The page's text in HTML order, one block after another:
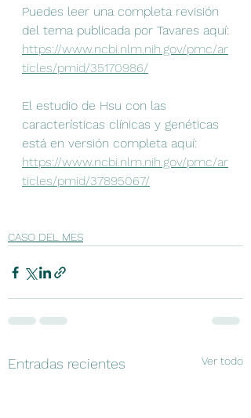
Puedes leer una completa revisión
del tema publicada por Tavares aquí:
https://www.ncbi.nlm.nih.gov/pmc/ar
ticles/pmid/35170986/
El estudio de Hsu con las
características clínicas y genéticas
está en versión completa aquí:
https://www.ncbi.nlm.nih.gov/pmc/ar
ticles/pmid/37895067/
CASO DEL MES
Entradas recientes Ver todo